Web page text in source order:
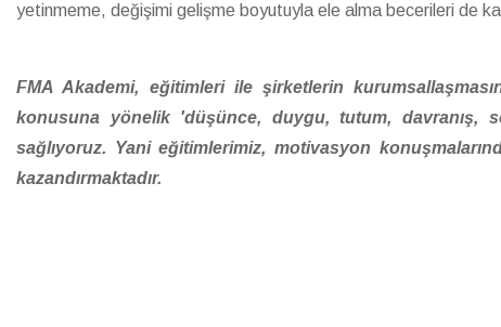
yetinmeme, değişimi gelişme boyutuyla ele alma becerileri de
FMA Akademi, eğitimleri ile şirketlerin
konusuna yönelik 'düşünce, duygu, tutum, davranış,
sağlıyoruz. Yani eğitimlerimiz, motivasyon
kazandırmaktadır.